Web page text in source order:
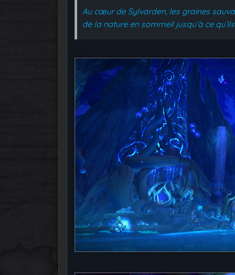
Au cœur de Sylvarden, les graines
de la nature en sommeil jusqu’à ce